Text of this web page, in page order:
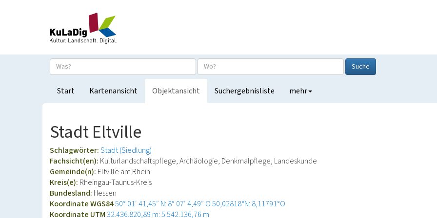
Suche
Start Kartenansicht Objektansicht Suchergebnisliste mehr
Stadt Eltville
Schlagwörter:Stadt (Siedlung)
Fachsicht(en): Kulturlandschaftspflege, Archäologie, Denkmalpflege, Landeskunde
Gemeinde(n): Eltville am Rhein
Kreis(e): Rheingau-Taunus-Kreis
Bundesland: Hessen
Koordinate WGS8450° 01′ 41,45″ N: 8° 07′ 4,49″ O50,02818°N: 8,11791°O
Koordinate UTM 32.436.820,89 m: 5.542.136,76 m